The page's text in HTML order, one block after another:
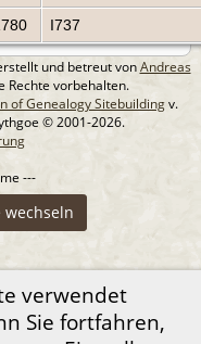
verwendet
Sie fortfahren,
I737
und betreut vonAndreas
Rechte vorbehalten.
of Genealogy Sitebuildingv.
© 2001-2026.
---
wechseln